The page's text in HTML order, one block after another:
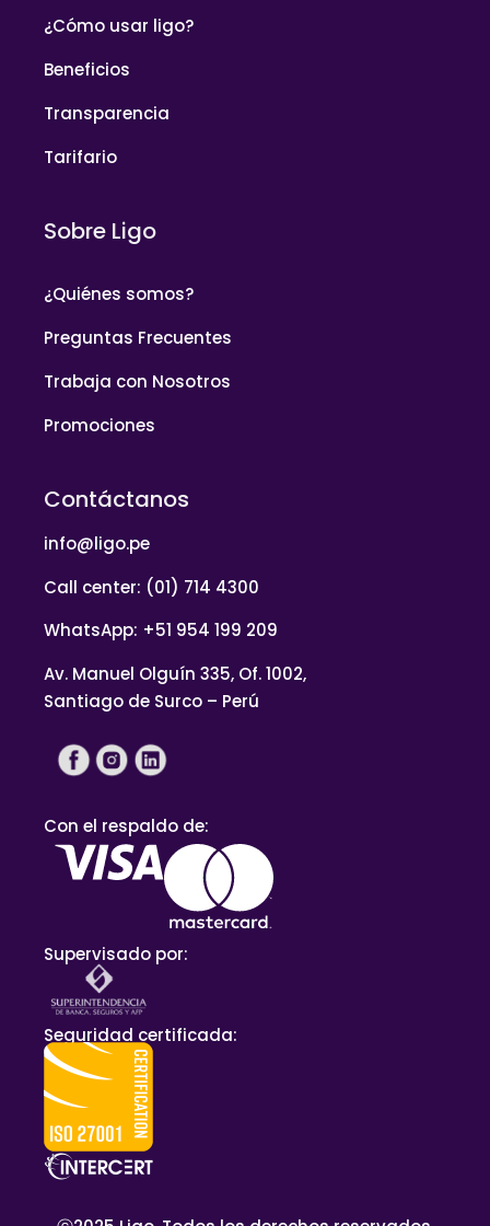
¿Cómo usar ligo?
Beneficios
Transparencia
Tarifario
Sobre Ligo
¿Quiénes somos?
Preguntas Frecuentes
Trabaja con Nosotros
Promociones
Contáctanos
info@ligo.pe
Call center: (01) 714 4300
WhatsApp: +51 954 199 209
Av. Manuel Olguín 335, Of. 1002,
Santiago de Surco – Perú
Con el respaldo de:
Supervisado por:
Seguridad certificada: